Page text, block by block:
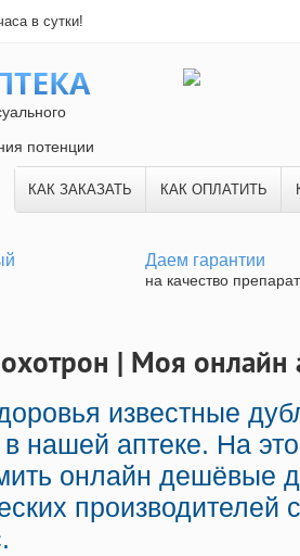
в сутки!
потенции
КАК ЗАКАЗАТЬ КАК ОПЛАТИТЬ
Даем гарантии
на качество
| Моя онлайн
известные
нашей аптеке. На
онлайн дешёвые
производителей